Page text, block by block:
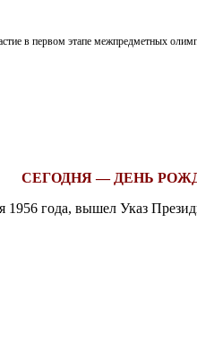
в первом этапе межпредметных
СЕГОДНЯ — ДЕНЬ
1956 года, вышел Указ